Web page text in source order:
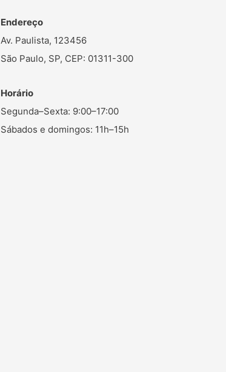
Endereço
Av. Paulista, 123456
São Paulo, SP, CEP: 01311-300
Horário
Segunda–Sexta: 9:00–17:00
Sábados e domingos: 11h–15h